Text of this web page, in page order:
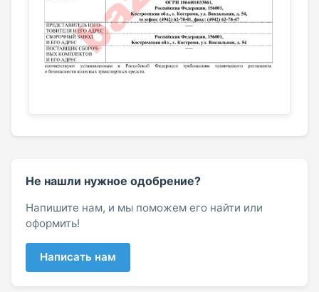
Не нашли нужное одобрение?
Напишите нам, и мы поможем его найти или
оформить!
Написать нам